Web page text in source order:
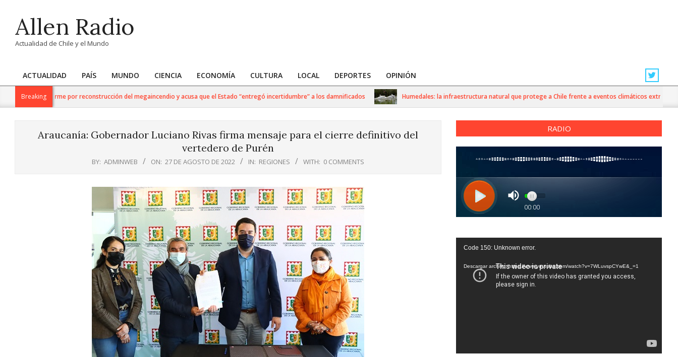
contentAllen Radio
Actualidad de Chile y el Mundo
Primary
Navigation
ACTUALIDAD PAÍS MUNDO CIENCIA ECONOMÍA CULTURA LOCAL DEPORTES OPINIÓN
Breaking
informe por reconstrucción del megaincendio y acusa que el Estado “entregó incertidumbre” a los damnificados Humedales: la infraestructura natural que protege a Chile frente a eventos climáticos extremos
Araucanía: Gobernador Luciano Rivas firma mensaje para el cierre definitivo del
vertedero de Purén
BY: ADMINWEB ON: 27 DE AGOSTO DE 2022 IN: REGIONES WITH: 0 COMMENTS
RADIO
Reproductor
vídeo
Code 150: Unknown error.
Descargar archivo: https://www.youtube.com/watch?v=7WLuvspCYwE&_=1